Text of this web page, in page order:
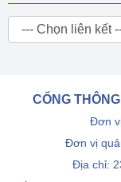
CỔNG
Đơn
Đơn vị
Địa chỉ: